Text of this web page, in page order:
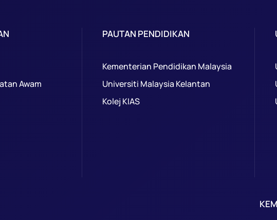
Awam
PAUTAN PENDIDIKAN
Kementerian Pendidikan Malaysia
Universiti Malaysia Kelantan
Kolej KIAS